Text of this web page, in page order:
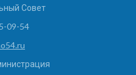
Совет
09-54